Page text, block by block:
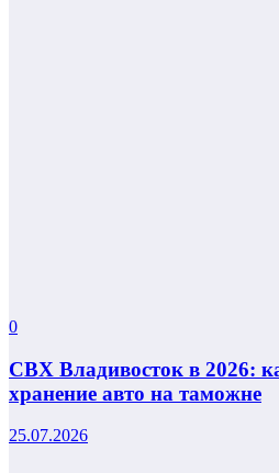
0
СВХ Владивосток в 2026:
хранение авто на таможне
25.07.2026